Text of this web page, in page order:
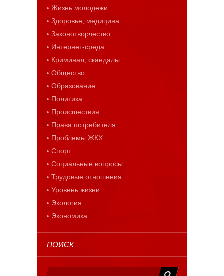
Жизнь молодежи
Здоровье, медицина
Законотворчество
Интернет-среда
Криминал, скандалы
Общество
Образование
Политика
Происшествия
Права потребителя
Проблемы ЖКХ
Спорт
Социальные вопросы
Трудовые отношения
Уровень жизни
Экология
Экономика
ПОИСК